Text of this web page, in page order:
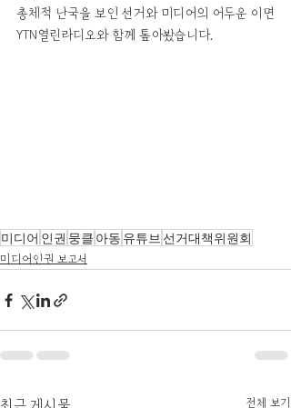
총체적 난국을 보인 선거와 미디어의 어두운 이면
YTN열린라디오와 함께 톺아봤습니다.
미디어 인권 뭉클 아동 유튜브 선거대책위원회
미디어인권 보고서
전체 보기